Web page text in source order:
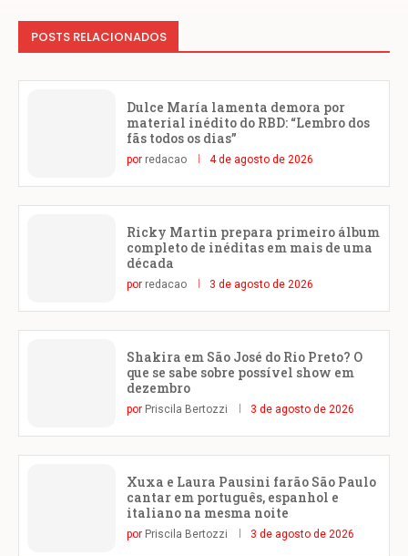
POSTS RELACIONADOS
Dulce María lamenta demora por
material inédito do RBD: “Lembro dos
fãs todos os dias”
por redacao 4 de agosto de 2026
Ricky Martin prepara primeiro álbum
completo de inéditas em mais de uma
década
por redacao 3 de agosto de 2026
Shakira em São José do Rio Preto? O
que se sabe sobre possível show em
dezembro
por Priscila Bertozzi 3 de agosto de 2026
Xuxa e Laura Pausini farão São Paulo
cantar em português, espanhol e
italiano na mesma noite
por Priscila Bertozzi 3 de agosto de 2026